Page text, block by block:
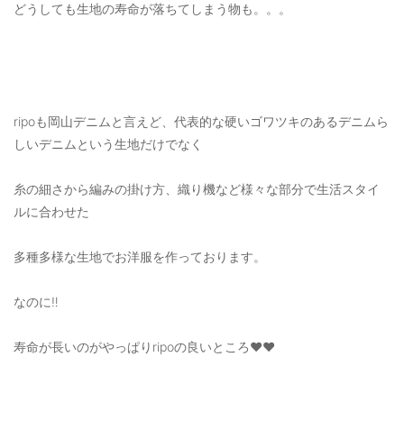
お問い合わせ
どうしても生地の寿命が落ちてしまう物も。。。
ripoも岡山デニムと言えど、代表的な硬いゴワツキのあるデニムら
しいデニムという生地だけでなく
糸の細さから編みの掛け方、織り機など様々な部分で生活スタイ
ルに合わせた
多種多様な生地でお洋服を作っております。
なのに‼️
寿命が長いのがやっぱりripoの良いところ❤️❤️